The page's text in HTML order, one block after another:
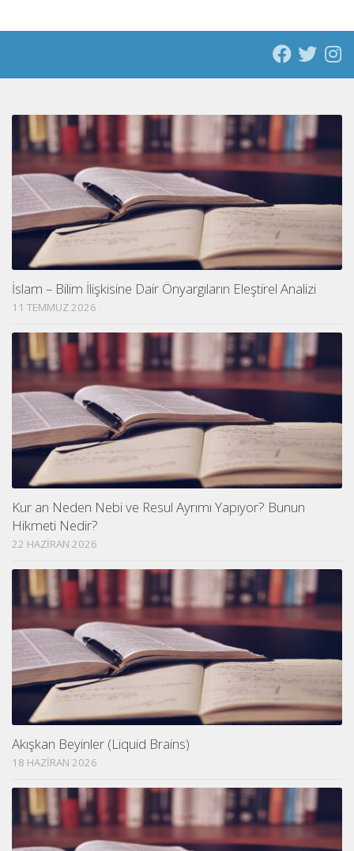
İslam – Bilim İlişkisine Dair Önyargıların Eleştirel Analizi
11 TEMMUZ 2026
Kur an Neden Nebi ve Resul Ayrımı Yapıyor? Bunun
Hikmeti Nedir?
22 HAZIRAN 2026
Akışkan Beyinler (Liquid Brains)
18 HAZIRAN 2026